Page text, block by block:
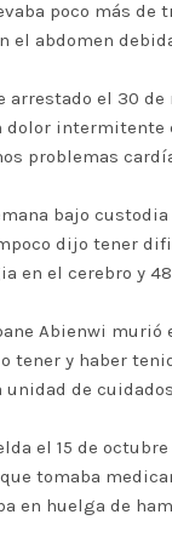
poco más
el abdomen
arrestado el 30
intermitente
problemas
bajo
dijo tener
en el cerebro y
Abienwi
tener y haber
unidad de
el 15 de
tomaba
en huelga de